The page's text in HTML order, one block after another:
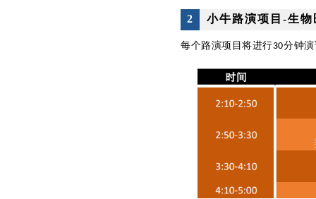
2 小牛路演项目-生物
每个路演项目将进行30分钟